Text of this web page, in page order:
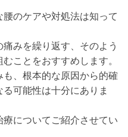
のケアや対処法は知って
みを繰り返す、そのよう
ことをおすすめします。
、根本的な原因から的確
可能性は十分にありま
についてご紹介させてい